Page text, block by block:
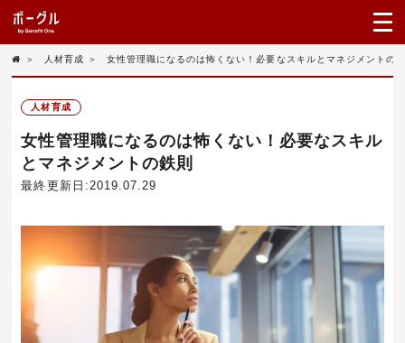
＞ 人材育成 ＞ 女性管理職になるのは怖くない！必要なスキルとマネジメントの
人材育成
女性管理職になるのは怖くない！必要なスキル
とマネジメントの鉄則
最終更新日:2019.07.29